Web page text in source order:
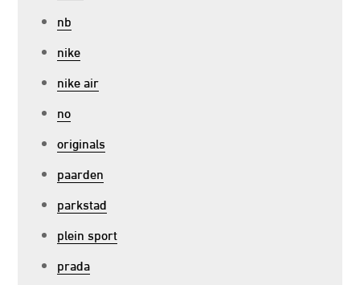
nb
nike
nike air
no
originals
paarden
parkstad
plein sport
prada